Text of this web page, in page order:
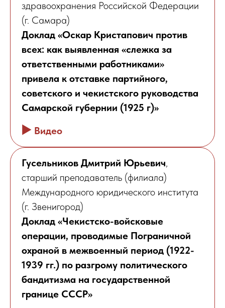
здравоохранения Российской Федерации
(г. Самара)
Доклад «Оскар Кристапович против
всех: как выявленная «слежка за
ответственными работниками»
привела к отставке партийного,
советского и чекистского руководства
Самарской губернии (1925 г)»
▶️ Видео
Гусельников Дмитрий Юрьевич,
старший преподаватель (филиала)
Международного юридического института
(г. Звенигород)
Доклад «Чекистско-войсковые
операции, проводимые Пограничной
охраной в межвоенный период (1922-
1939 гг.) по разгрому политического
бандитизма на государственной
границе СССР»